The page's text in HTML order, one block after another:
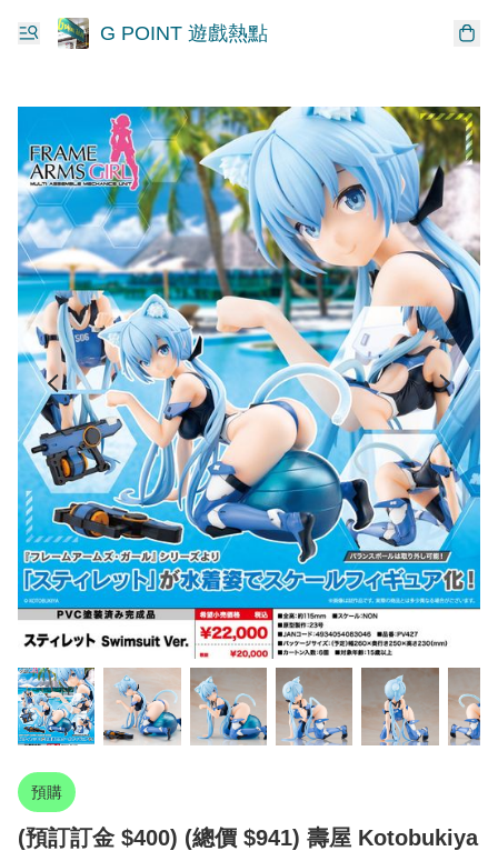
G POINT 遊戲熱點
預購
(預訂訂金 $400) (總價 $941) 壽屋 Kotobukiya